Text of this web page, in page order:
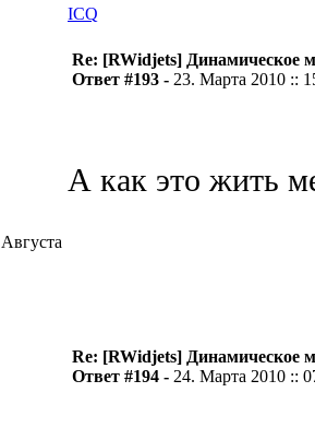
ICQ
Re: [RWidjets] Динамическое
Ответ #193 - 23. Марта 2010 ::
А как это жить
Re: [RWidjets] Динамическое
Ответ #194 - 24. Марта 2010 ::